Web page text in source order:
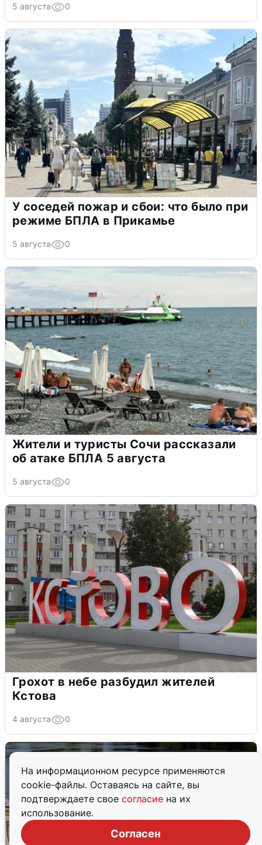
На информационном ресурсе применяются
cookie-файлы. Оставаясь на сайте, вы
подтверждаете свое согласие на их
использование.
Согласен
5 августа 0
У соседей пожар и сбои: что было при
режиме БПЛА в Прикамье
5 августа 0
Жители и туристы Сочи рассказали
об атаке БПЛА 5 августа
5 августа 0
Грохот в небе разбудил жителей
Кстова
4 августа 0